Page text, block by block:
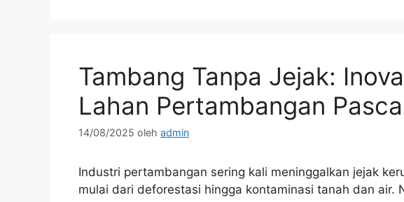
Tambang Tanpa Jejak:
Lahan Pertambangan
14/08/2025 oleh admin
Industri pertambangan sering kali meninggalkan jejak
mulai dari deforestasi hingga kontaminasi tanah dan air.